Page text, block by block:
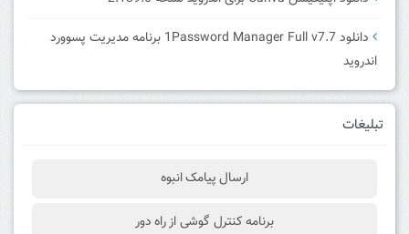
دانلود 1Password Manager Full v7.7 برنامه مدیریت پسوورد
اندروید
تبلیغات
ارسال پیامک انبوه
برنامه کنترل گوشی از راه دور